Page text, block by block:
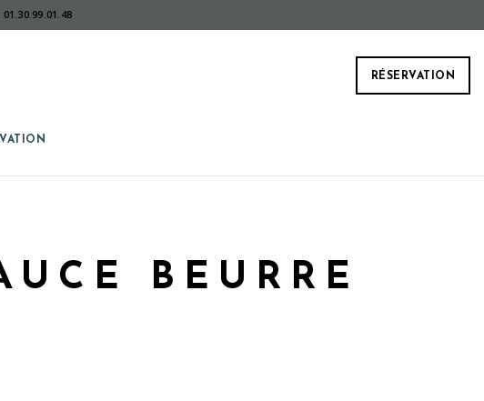
01.30.99.01.48
RÉSERVATION
BEURRE